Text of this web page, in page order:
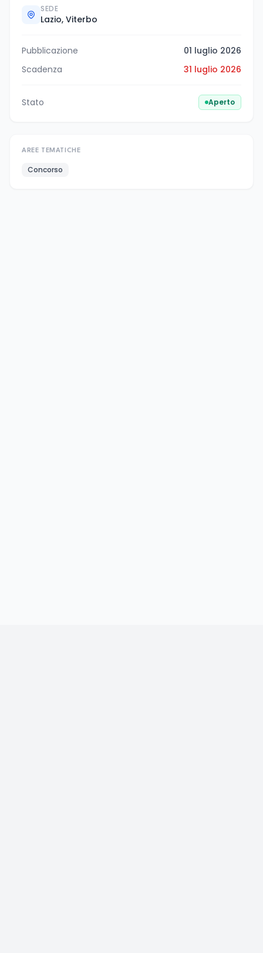
SEDE
Lazio, Viterbo
Pubblicazione
01 luglio 2026
Scadenza
31 luglio 2026
Stato Aperto
AREE TEMATICHE
Concorso